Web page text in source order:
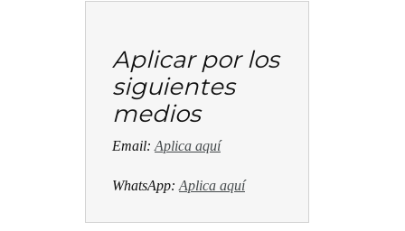
Aplicar por los
siguientes
medios
Email: Aplica aquí
WhatsApp: Aplica aquí